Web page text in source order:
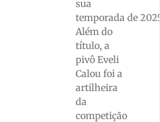
sua
temporada de 2025.
Além do
título, a
pivô Eveli
Calou foi a
artilheira
da
competição